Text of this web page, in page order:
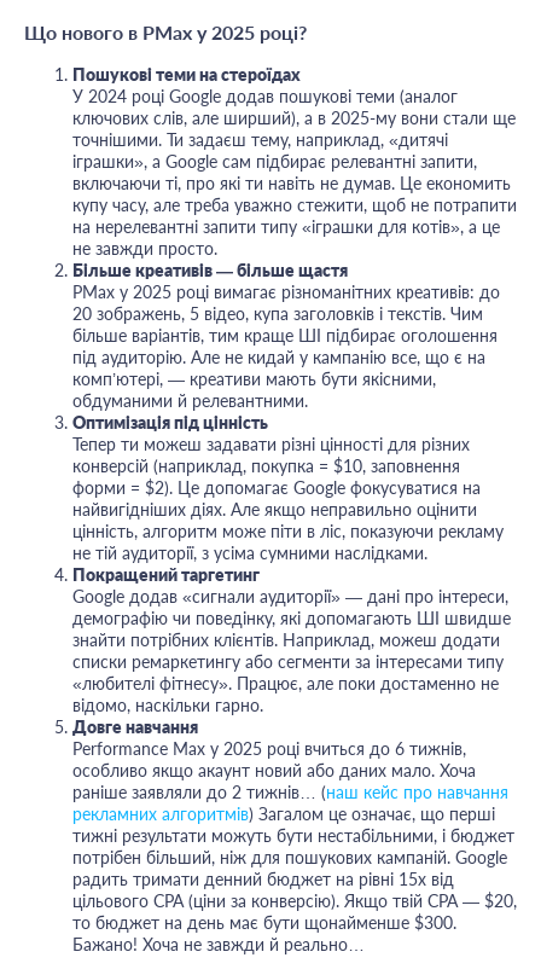
Що нового в PMax у 2025 році?
Пошукові теми на стероїдах
У 2024 році Google додав пошукові теми (аналог
ключових слів, але ширший), а в 2025-му вони стали ще
точнішими. Ти задаєш тему, наприклад, «дитячі
іграшки», а Google сам підбирає релевантні запити,
включаючи ті, про які ти навіть не думав. Це економить
купу часу, але треба уважно стежити, щоб не потрапити
на нерелевантні запити типу «іграшки для котів», а це
не завжди просто.
Більше креативів — більше щастя
PMax у 2025 році вимагає різноманітних креативів: до
20 зображень, 5 відео, купа заголовків і текстів. Чим
більше варіантів, тим краще ШІ підбирає оголошення
під аудиторію. Але не кидай у кампанію все, що є на
комп’ютері, — креативи мають бути якісними,
обдуманими й релевантними.
Оптимізація під цінність
Тепер ти можеш задавати різні цінності для різних
конверсій (наприклад, покупка = $10, заповнення
форми = $2). Це допомагає Google фокусуватися на
найвигідніших діях. Але якщо неправильно оцінити
цінність, алгоритм може піти в ліс, показуючи рекламу
не тій аудиторії, з усіма сумними наслідками.
Покращений таргетинг
Google додав «сигнали аудиторії» — дані про інтереси,
демографію чи поведінку, які допомагають ШІ швидше
знайти потрібних клієнтів. Наприклад, можеш додати
списки ремаркетингу або сегменти за інтересами типу
«любителі фітнесу». Працює, але поки достаменно не
відомо, наскільки гарно.
Довге навчання
Performance Max у 2025 році вчиться до 6 тижнів,
особливо якщо акаунт новий або даних мало. Хоча
раніше заявляли до 2 тижнів… (наш кейс про навчання
рекламних алгоритмів) Загалом це означає, що перші
тижні результати можуть бути нестабільними, і бюджет
потрібен більший, ніж для пошукових кампаній. Google
радить тримати денний бюджет на рівні 15x від
цільового CPA (ціни за конверсію). Якщо твій CPA — $20,
то бюджет на день має бути щонайменше $300.
Бажано! Хоча не завжди й реально…